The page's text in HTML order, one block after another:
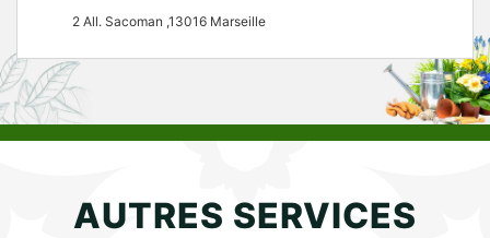
2 All. Sacoman ,13016 Marseille
AUTRES SERVICES